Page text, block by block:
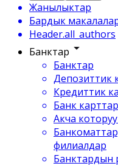
Жанылыктар
Бардык
Header.all_authors
Банктар
Банктар
Депозиттик
Кредиттик
Банк
Акча
филиалдар
Банктардын